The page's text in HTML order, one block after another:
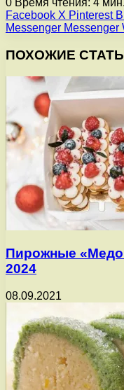
0 Время чтения: 4 мин.
Facebook X Pinterest
Messenger Messenger
ПОХОЖИЕ
Пирожные
2024
08.09.2021